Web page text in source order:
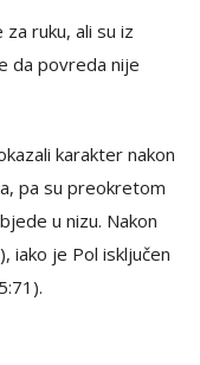
ruku, ali su iz
da povreda nije
karakter nakon
pa su preokretom
u nizu. Nakon
iako je Pol isključen